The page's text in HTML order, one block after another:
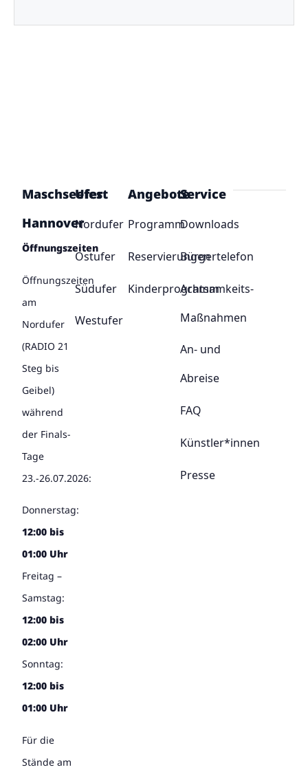
Maschseefest
Hannover
Öffnungszeiten
Öffnungszeiten
am
Nordufer
(RADIO 21
Steg bis
Geibel)
während
der Finals-
Tage
23.-26.07.2026:
Donnerstag:
12:00 bis
01:00 Uhr
Freitag –
Samstag:
12:00 bis
02:00 Uhr
Sonntag:
12:00 bis
01:00 Uhr
Für die
Stände am
Ufer
Nordufer
Ostufer
Südufer
Westufer
Angebote
Programm
Reservierungen
Kinderprogramm
Service
Downloads
Bürgertelefon
Achtsamkeits-
Maßnahmen
An- und
Abreise
FAQ
Künstler*innen
Presse